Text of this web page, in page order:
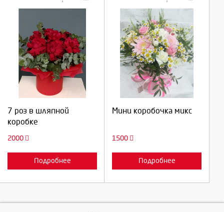
7 роз в шляпной
коробке
2000
Подробнее
Выберите количество:
Мини коробочка микс
1500
Подробнее
Выберите количество: